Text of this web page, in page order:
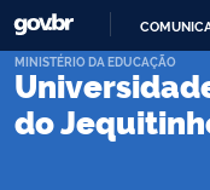
do
MINISTÉRIO DA EDUCAÇÃO